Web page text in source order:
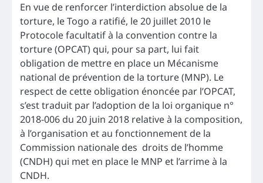
En vue de renforcer l’interdiction absolue de la
torture, le Togo a ratifié, le 20 juillet 2010 le
Protocole facultatif à la convention contre la
torture (OPCAT) qui, pour sa part, lui fait
obligation de mettre en place un Mécanisme
national de prévention de la torture (MNP). Le
respect de cette obligation énoncée par l’OPCAT,
s’est traduit par l’adoption de la loi organique n°
2018-006 du 20 juin 2018 relative à la composition,
à l’organisation et au fonctionnement de la
Commission nationale des droits de l’homme
(CNDH) qui met en place le MNP et l’arrime à la
CNDH.